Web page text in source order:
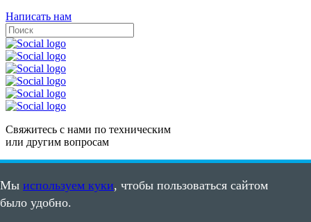
Мы используем куки, чтобы пользоваться сайтом
было удобно.
Написать нам
Свяжитесь с нами по техническим
или другим вопросам
Написать нам
Карта сайта
Пользовательское соглашение